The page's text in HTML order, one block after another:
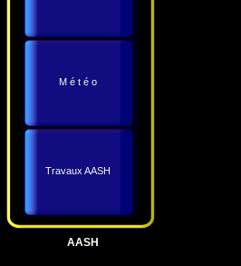
M é t é o
Travaux AASH
AASH